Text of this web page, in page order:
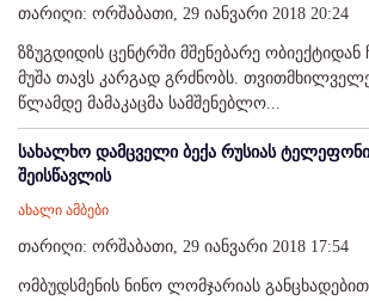
თარიღი: ორშაბათი, 29 იანვარი 2018 20:24
ზზუგდიდის ცენტრში მშენებარე
მუშა თავს კარგად გრძნობს.
წლამდე მამაკაცმა სამშენებლო...
სახალხო დამცველი ბექა რუსიას
შეისწავლის
ახალი ამბები
თარიღი: ორშაბათი, 29 იანვარი 2018 17:54
ომბუდსმენის ნინო ლომჯარიას